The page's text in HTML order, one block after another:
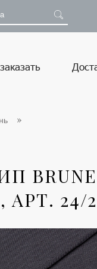
24/